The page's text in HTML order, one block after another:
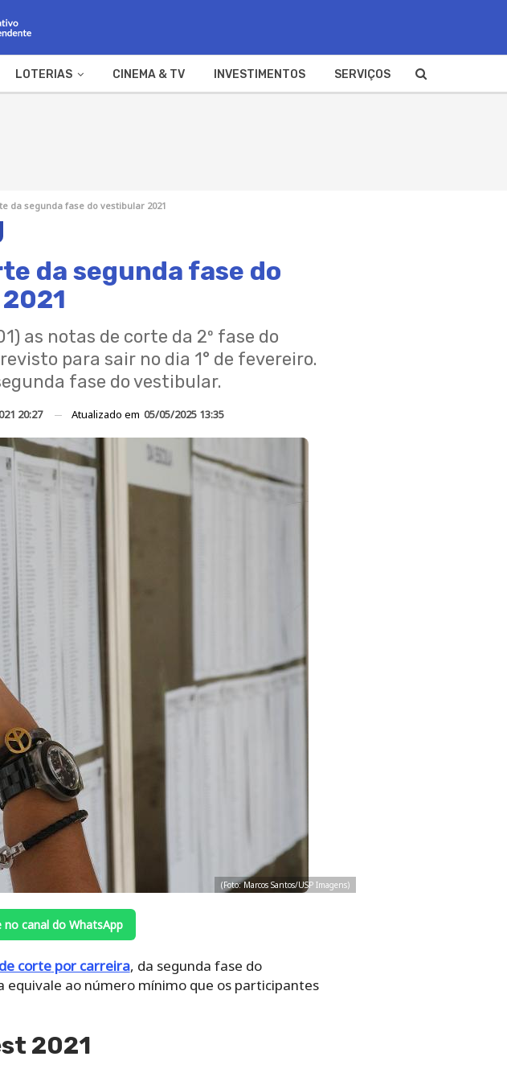
LOTERIAS CINEMA & TV INVESTIMENTOS SERVIÇOS
da segunda fase do vestibular 2021
da segunda fase do
as notas de corte da 2º fase do
para sair no dia 1° de fevereiro.
fase do vestibular.
20:27 Atualizado em 05/05/2025 13:35
(Foto: Marcos Santos/USP Imagens)
no canal do WhatsApp
cortepor carreira, da segunda fase do
equivale ao número mínimo que os participantes
2021